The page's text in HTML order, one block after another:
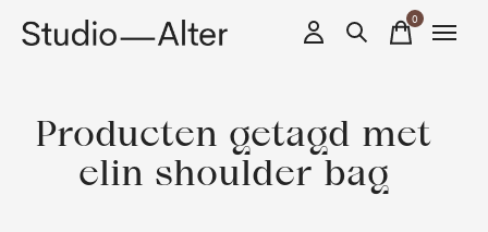
0items
Producten getagd met
elin shoulder bag